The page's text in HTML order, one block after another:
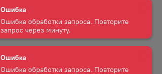
Ошибка обработки запроса. Повторите
запрос через минуту.
Ошибка
Ошибка обработки запроса. Повторите
запрос через минуту.